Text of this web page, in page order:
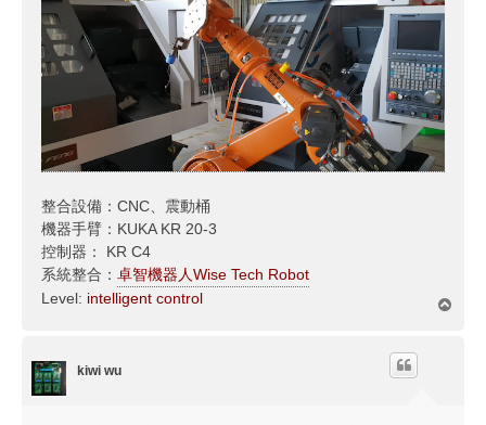
整合設備：CNC、震動桶
機器手臂：KUKA KR 20-3
控制器： KR C4
系統整合： 卓智機器人Wise Tech Robot
Level: intelligent control
kiwi wu